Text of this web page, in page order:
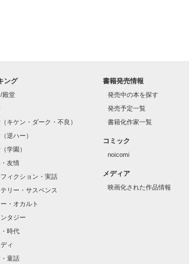
ど、わがまま一つ言わなかった優太が父に言った言葉は…。
ング
殿堂
キケン・ダーク・不良）
逆ハー）
学園）
友情
フィクション・実話
テリー・サスペンス
・オカルト
タジー
時代
ィ
童話
書籍発売情報
発売中の本を探す
発売予定一覧
書籍化作家一覧
コミック
noicomi
メディア
映画化された作品情報